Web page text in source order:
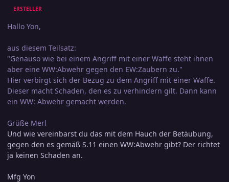
ERSTELLER
Hallo Yon,
aus diesem Teilsatz:
"Genauso wie bei einem Angriff mit einer Waffe steht ihnen
aber eine WW:Abwehr gegen den EW:Zaubern zu."
Hier verbirgt sich der Bezug zu dem Angriff mit einer Waffe.
Dieser macht Schaden, den es zu verhindern gilt. Dann kann
ein WW: Abwehr gemacht werden.
Grüße Merl
Und wie vereinbarst du das mit dem Hauch der Betäubung,
gegen den es gemäß S.11 einen WW:Abwehr gibt? Der richtet
ja keinen Schaden an.
Mfg Yon